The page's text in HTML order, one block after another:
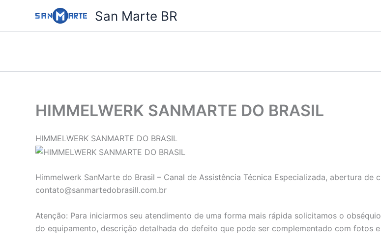
o
San Marte BR
HIMMELWERK SANMARTE DO BRASIL
HIMMELWERK SANMARTE DO BRASIL
Himmelwerk SanMarte do Brasil – Canal de Assistência Técnica Especializada, abertura de
contato@sanmartedobrasill.com.br
Atenção: Para iniciarmos seu atendimento de uma forma mais rápida solicitamos o
do equipamento, descrição detalhada do defeito que pode ser complementado com fotos